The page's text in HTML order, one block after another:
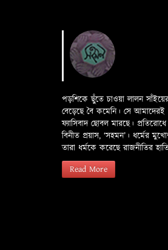
পড়শিকে ছুঁতে চাওয়া লালন
বেড়েছে বৈ কমেনি। সে আমাদেরই
ফ্যাসিবাদ ছোবল মারছে।
বিনীত প্রয়াস, ‘সহমন’। ধর্মের
তারা ধর্মকে করেছে রাজনীতির
Read More